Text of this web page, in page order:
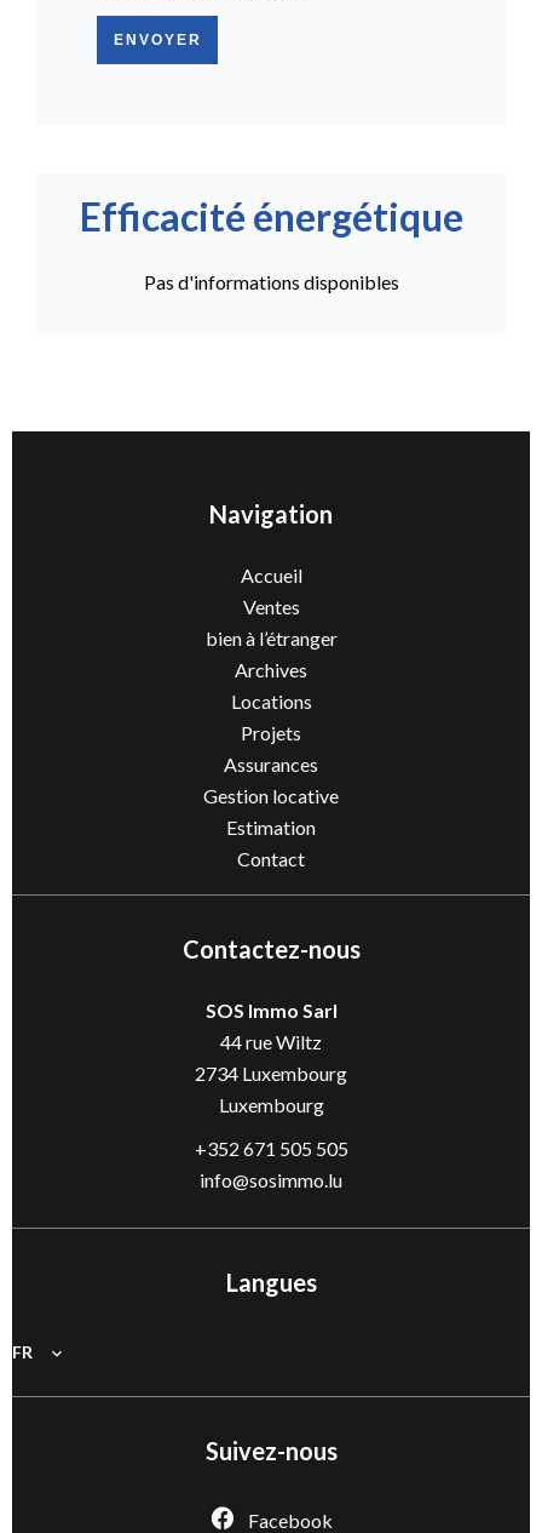
ENVOYER
Efficacité énergétique
Pas d'informations disponibles
Navigation
Accueil
Ventes
bien à l’étranger
Archives
Locations
Projets
Assurances
Gestion locative
Estimation
Contact
Contactez-nous
SOS Immo Sarl
44 rue Wiltz
2734 Luxembourg
Luxembourg
+352 671 505 505
info@sosimmo.lu
Langues
FR
Suivez-nous
Facebook